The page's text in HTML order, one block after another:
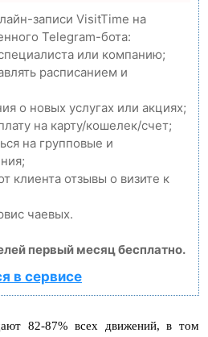
записи VisitTime на
Telegram-бота:
или компанию;
расписанием и
о новых услугах или акциях;
на карту/кошелек/счет;
на групповые и
клиента отзывы о визите к
чаевых.
первый месяц бесплатно.
в сервисе
82-87% всех движений, в том